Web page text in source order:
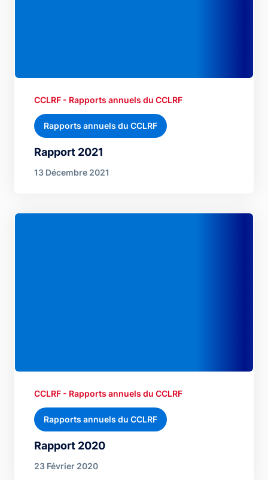
Rapport 2021
CCLRF - Rapports annuels du CCLRF
Rapports annuels du CCLRF
13 Décembre 2021
Rapport 2020
CCLRF - Rapports annuels du CCLRF
Rapports annuels du CCLRF
23 Février 2020